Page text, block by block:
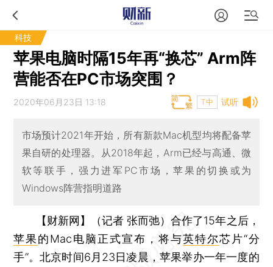
科技
苹果电脑时隔15年再“换芯” Arm阵
营能否在PC市场突围？
试听
2020年06月23日 13:18 T中
市场预计2021年开始，所有新款Mac机型均将配备苹
果自研的处理器。从2018年起，Arm已经与高通、微
软等联手，强力进军PC市场，苹果的切换或为
Windows阵营指明道路
【财新网】（记者 张而弛）合作了15年之后，
苹果的Mac电脑正式宣布，将与英特尔芯片“分
手”。北京时间6月23日凌晨，苹果举办一年一度的